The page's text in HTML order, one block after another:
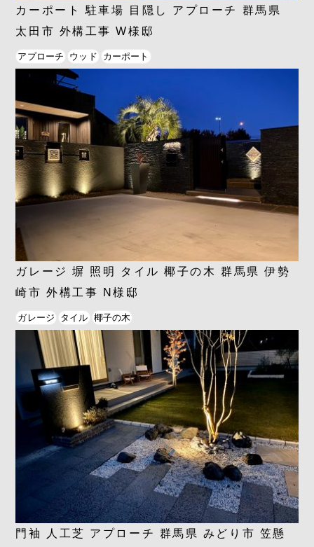
カーポート 駐車場 目隠し アプローチ 群馬県
太田市 外構工事 W様邸
アプローチ ウッド カーポート
ガレージ 塀 照明 タイル 椰子の木 群馬県 伊勢
崎市 外構工事 N様邸
ガレージ タイル 椰子の木
門袖 人工芝 アプローチ 群馬県 みどり市 笠懸